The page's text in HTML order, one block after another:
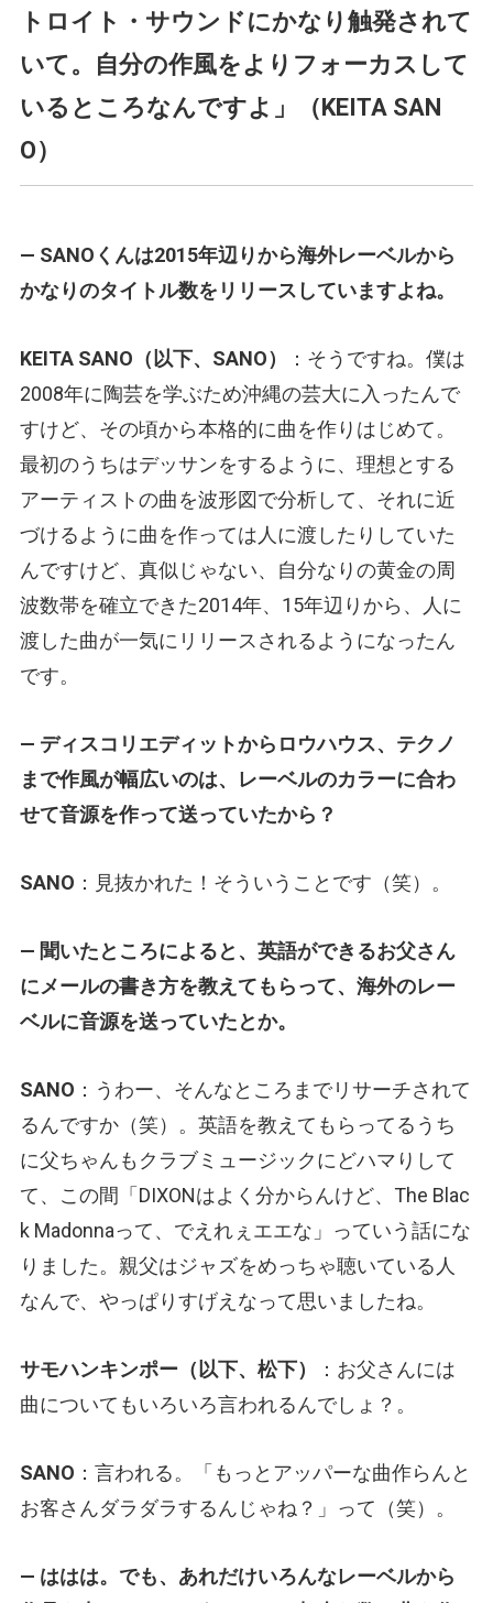
トロイト・サウンドにかなり触発されて
いて。自分の作風をよりフォーカスして
いるところなんですよ」（KEITA SAN
O）
— SANOくんは2015年辺りから海外レーベルから
かなりのタイトル数をリリースしていますよね。
KEITA SANO（以下、SANO）
：そうですね。僕は
2008年に陶芸を学ぶため沖縄の芸大に入ったんで
すけど、その頃から本格的に曲を作りはじめて。
最初のうちはデッサンをするように、理想とする
アーティストの曲を波形図で分析して、それに近
づけるように曲を作っては人に渡したりしていた
んですけど、真似じゃない、自分なりの黄金の周
波数帯を確立できた2014年、15年辺りから、人に
渡した曲が一気にリリースされるようになったん
です。
— ディスコリエディットからロウハウス、テクノ
まで作風が幅広いのは、レーベルのカラーに合わ
せて音源を作って送っていたから？
SANO ：見抜かれた！そういうことです（笑）。
— 聞いたところによると、英語ができるお父さん
にメールの書き方を教えてもらって、海外のレー
ベルに音源を送っていたとか。
SANO ：うわー、そんなところまでリサーチされて
るんですか（笑）。英語を教えてもらってるうち
に父ちゃんもクラブミュージックにどハマりして
て、この間「DIXONはよく分からんけど、The Blac
k Madonnaって、でえれぇエエな」っていう話にな
りました。親父はジャズをめっちゃ聴いている人
なんで、やっぱりすげえなって思いましたね。
サモハンキンポー（以下、松下）
：お父さんには
曲についてもいろいろ言われるんでしょ？。
SANO ：言われる。「もっとアッパーな曲作らんと
お客さんダラダラするんじゃね？」って（笑）。
— ははは。でも、あれだけいろんなレーベルから